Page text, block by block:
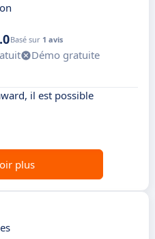
Basé sur 1 avis
Démo gratuite
il est possible
plus